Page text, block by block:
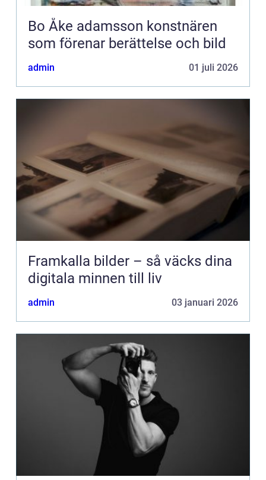
Bo Åke adamsson konstnären
som förenar berättelse och bild
admin 01 juli 2026
Framkalla bilder – så väcks dina
digitala minnen till liv
admin 03 januari 2026